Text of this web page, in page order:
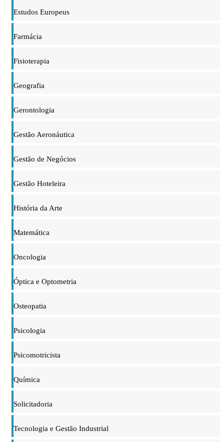
Estudos Europeus
Farmácia
Fisioterapia
Geografia
Gerontologia
Gestão Aeronáutica
Gestão de Negócios
Gestão Hoteleira
História da Arte
Matemática
Oncologia
Óptica e Optometria
Osteopatia
Psicologia
Psicomotricista
Química
Solicitadoria
Tecnologia e Gestão Industrial